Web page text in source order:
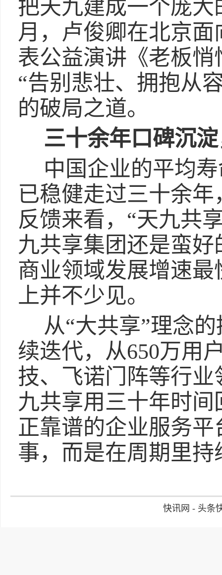
把天九建成一个庞大
月，卢俊卿在北京面
表公益演讲《老板
“告别悲壮、拥抱从
的破局之道。
三十余年口碑沉
中国企业的平均
已稳健走过三十余
反馈来看，“天九共
九共享集团还是蛮
商业领域发展增速
上并不少见。
从“大共享”理念
续迭代，从650万用
技、飞诺门阵等行
九共享用三十年时
正靠谱的企业服务
事，而是在周期里
快讯网 - 头条